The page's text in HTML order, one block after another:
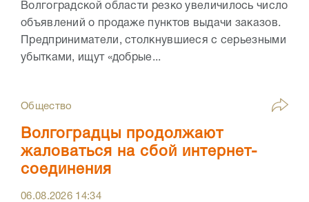
Волгоградской области резко увеличилось число
объявлений о продаже пунктов выдачи заказов.
Предприниматели, столкнувшиеся с серьезными
убытками, ищут «добрые...
Общество
Волгоградцы продолжают
жаловаться на сбой интернет-
соединения
06.08.2026 14:34